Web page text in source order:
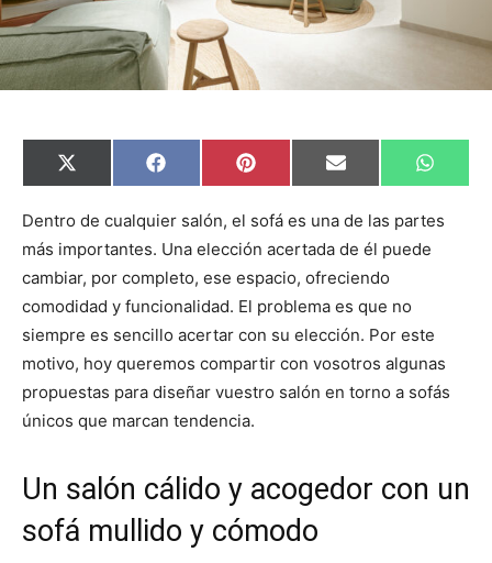
C
o
p
r
i
r
e
n
X
(
w
t
t
e
r
)
C
o
p
r
t
i
r
e
n
F
a
e
o
o
k
C
o
p
r
i
r
e
n
P
i
t
r
e
s
t
C
o
p
r
t
i
r
e
n
E
m
i
C
o
p
n
W
h
t
Dentro de cualquier salón, el sofá es una de las partes
más importantes. Una elección acertada de él puede
cambiar, por completo, ese espacio, ofreciendo
comodidad y funcionalidad. El problema es que no
siempre es sencillo acertar con su elección. Por este
motivo, hoy queremos compartir con vosotros algunas
propuestas para diseñar vuestro salón en torno a sofás
únicos que marcan tendencia.
Un salón cálido y acogedor con un
sofá mullido y cómodo